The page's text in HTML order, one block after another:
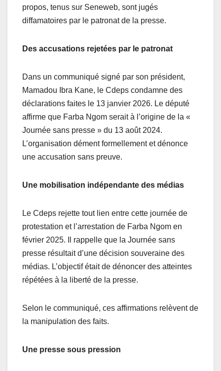
propos, tenus sur Seneweb, sont jugés
diffamatoires par le patronat de la presse.
Des accusations rejetées par le patronat
Dans un communiqué signé par son président,
Mamadou Ibra Kane, le Cdeps condamne des
déclarations faites le 13 janvier 2026. Le député
affirme que Farba Ngom serait à l’origine de la «
Journée sans presse » du 13 août 2024.
L’organisation dément formellement et dénonce
une accusation sans preuve.
Une mobilisation indépendante des médias
Le Cdeps rejette tout lien entre cette journée de
protestation et l’arrestation de Farba Ngom en
février 2025. Il rappelle que la Journée sans
presse résultait d’une décision souveraine des
médias. L’objectif était de dénoncer des atteintes
répétées à la liberté de la presse.
Selon le communiqué, ces affirmations relèvent de
la manipulation des faits.
Une presse sous pression